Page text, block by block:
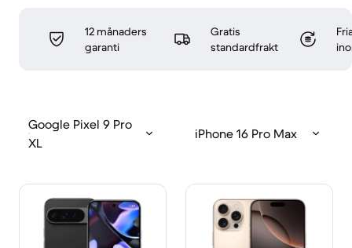
12 månaders
garanti
Gratis
standardfrakt
Google Pixel 9 Pro
XL
iPhone 16 Pro Max